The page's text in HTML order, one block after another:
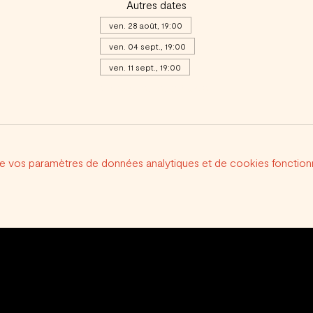
Autres dates
ven. 28 août, 19:00
ven. 04 sept., 19:00
ven. 11 sept., 19:00
vos paramètres de données analytiques et de cookies